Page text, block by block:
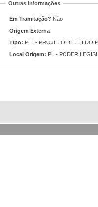
Outras Informações
Em Tramitação? Não
Origem Externa
Tipo: PLL - PROJETO DE LEI DO
Local Origem: PL - PODER